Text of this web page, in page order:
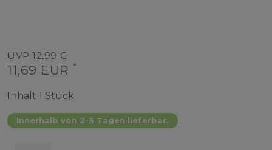
UVP 12,99 €
11,69 EUR *
Inhalt 1 Stück
Innerhalb von 2-3 Tagen lieferbar.